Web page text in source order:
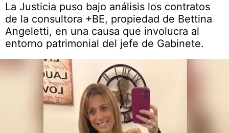
La Justicia puso bajo análisis los contratos
de la consultora +BE, propiedad de Bettina
Angeletti, en una causa que involucra al
entorno patrimonial del jefe de Gabinete.